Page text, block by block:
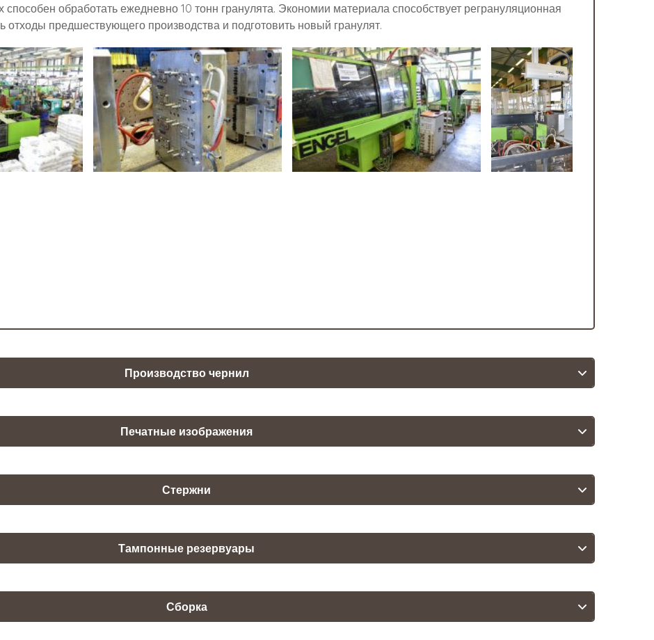
обработать ежедневно 10 тонн гранулята. Экономии материала способствует регрануляционная
отходы предшествующего производства и подготовить новый гранулят.
Производство чернил
Печатные изображения
Стержни
Тампонные резервуары
Сборка